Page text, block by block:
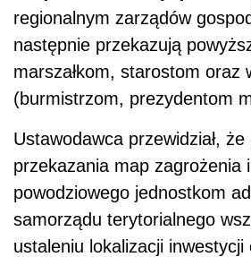
regionalnym zarządów
następnie przekazują
marszałkom, starostom oraz
(burmistrzom, prezydentom
Ustawodawca przewidział,
przekazania map zagrożenia
powodziowego jednostkom
samorządu terytorialnego
ustaleniu lokalizacji inwestycji